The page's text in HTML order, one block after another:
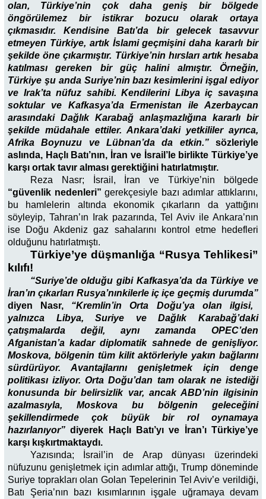
olan, Türkiye’nin çok daha geniş bir bölgede
öngörülemez bir istikrar bozucu olarak ortaya
çıkmasıdır. Kendisine Batı’da bir gelecek tasavvur
etmeyen Türkiye, artık İslami geçmişini daha kararlı bir
şekilde öne çıkarmıştır. Türkiye’nin hırsları artık hesaba
katılması gereken bir güç halini almıştır. Örneğin,
Türkiye şu anda Suriye’nin bazı kesimlerini işgal ediyor
ve Irak’ta nüfuz sahibi. Kendilerini Libya iç savaşına
soktular ve Kafkasya’da Ermenistan ile Azerbaycan
arasındaki Dağlık Karabağ anlaşmazlığına kararlı bir
şekilde müdahale ettiler. Ankara’daki yetkililer ayrıca,
Afrika Boynuzu ve Lübnan’da da etkin.”sözleriyle
aslında, Haçlı Batı’nın, İran ve İsrail’le birlikte Türkiye’ye
karşı ortak tavır alması gerektiğini hatırlatmıştır.
Reza Nasr; İsrail, İran ve Türkiye’nin bölgede
“güvenlik nedenleri” gerekçesiyle bazı adımlar attıklarını,
bu hamlelerin altında ekonomik çıkarların da yattığını
söyleyip, Tahran’ın Irak pazarında, Tel Aviv ile Ankara’nın
ise Doğu Akdeniz gaz sahalarını kontrol etme hedefleri
olduğunu hatırlatmıştı.
Türkiye’ye düşmanlığa “Rusya Tehlikesi”
kılıfı!
“Suriye’de olduğu gibi Kafkasya’da da Türkiye ve
İran’ın çıkarları Rusya’nınkilerle iç içe geçmiş durumda”
diyen Nasr,
“Kremlin’in Orta Doğu’ya olan ilgisi,
yalnızca Libya, Suriye ve Dağlık Karabağ’daki
çatışmalarda değil, aynı zamanda OPEC’den
Afganistan’a kadar diplomatik sahnede de genişliyor.
Moskova, bölgenin tüm kilit aktörleriyle yakın bağlarını
sürdürüyor. Avantajlarını genişletmek için denge
politikası izliyor. Orta Doğu’dan tam olarak ne istediği
konusunda bir belirsizlik var, ancak ABD’nin ilgisinin
azalmasıyla, Moskova bu bölgenin geleceğini
şekillendirmede çok büyük bir rol oynamaya
hazırlanıyor” diyerek Haçlı Batı’yı ve İran’ı Türkiye’ye
karşı kışkırtmaktaydı.
Yazısında; İsrail’in de Arap dünyası üzerindeki
nüfuzunu genişletmek için adımlar attığı, Trump döneminde
Suriye toprakları olan Golan Tepelerinin Tel Aviv’e verildiği,
Batı Şeria’nın bazı kısımlarının işgale uğramaya devam